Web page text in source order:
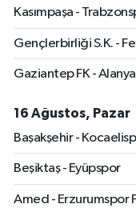
Kasımpaşa -
Gençlerbirliği S.K. -
Gaziantep FK -
16 Ağustos, Pazar
Başakşehir -
Beşiktaş - Eyüpspor
Amed - Erzurumspor